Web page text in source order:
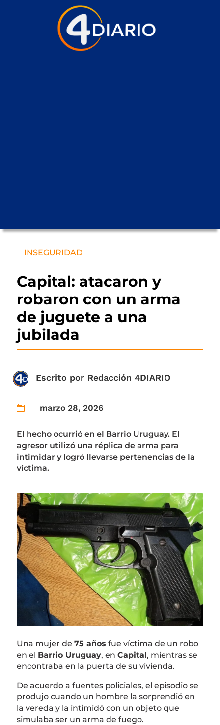
INSEGURIDAD
Capital: atacaron y
robaron con un arma
de juguete a una
jubilada
Escrito por Redacción 4DIARIO
 marzo 28, 2026
El hecho ocurrió en el Barrio Uruguay. El
agresor utilizó una réplica de arma para
intimidar y logró llevarse pertenencias de la
víctima.
Una mujer de 75 años fue víctima de un robo
en el Barrio Uruguay, en Capital, mientras se
encontraba en la puerta de su vivienda.
De acuerdo a fuentes policiales, el episodio se
produjo cuando un hombre la sorprendió en
la vereda y la intimidó con un objeto que
simulaba ser un arma de fuego.